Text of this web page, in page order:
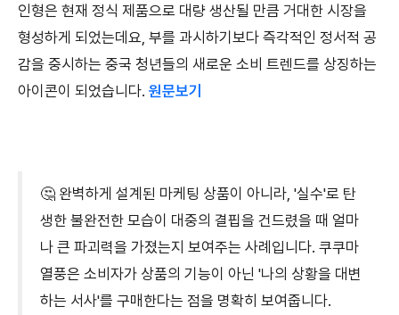
인형은 현재 정식 제품으로 대량 생산될 만큼 거대한 시장을
형성하게 되었는데요, 부를 과시하기보다 즉각적인 정서적 공
감을 중시하는 중국 청년들의 새로운 소비 트렌드를 상징하는
아이콘이 되었습니다. 원문보기
🤔 완벽하게 설계된 마케팅 상품이 아니라, '실수'로 탄
생한 불완전한 모습이 대중의 결핍을 건드렸을 때 얼마
나 큰 파괴력을 가졌는지 보여주는 사례입니다. 쿠쿠마
열풍은 소비자가 상품의 기능이 아닌 '나의 상황을 대변
하는 서사'를 구매한다는 점을 명확히 보여줍니다.